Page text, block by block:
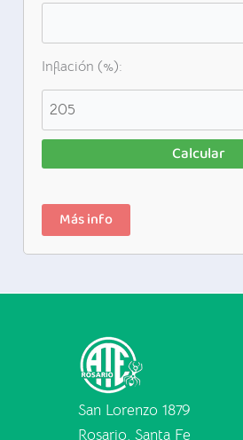
Inflación (%):
Calcular
Más info
San Lorenzo 1879
Rosario, Santa Fe